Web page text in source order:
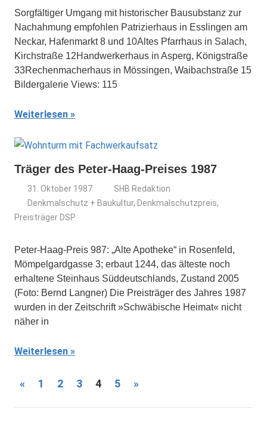
Sorgfältiger Umgang mit historischer Bausubstanz zur
Nachahmung empfohlen Patrizierhaus in Esslingen am
Neckar, Hafenmarkt 8 und 10Altes Pfarrhaus in Salach,
Kirchstraße 12Handwerkerhaus in Asperg, Königstraße
33Rechenmacherhaus in Mössingen, Waibachstraße 15
Bildergalerie Views: 115
Weiterlesen
Träger des Peter-Haag-Preises 1987
31. Oktober 1987
SHB Redaktion
Denkmalschutz + Baukultur, Denkmalschutzpreis,
Preisträger DSP
Peter-Haag-Preis 987: „Alte Apotheke“ in Rosenfeld,
Mömpelgardgasse 3; erbaut 1244, das älteste noch
erhaltene Steinhaus Süddeutschlands, Zustand 2005
(Foto: Bernd Langner) Die Preisträger des Jahres 1987
wurden in der Zeitschrift »Schwäbische Heimat« nicht
näher in
Weiterlesen
Seitennummerierung
der
« Vorherige
1 2 3 4 5
Nächste
»